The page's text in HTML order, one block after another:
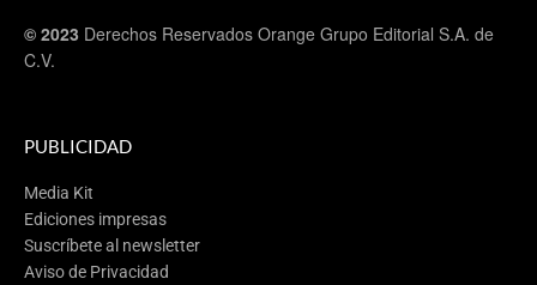
© 2023 Derechos Reservados Orange Grupo Editorial S.A. de
C.V.
PUBLICIDAD
Media Kit
Ediciones impresas
Suscríbete al newsletter
Aviso de Privacidad